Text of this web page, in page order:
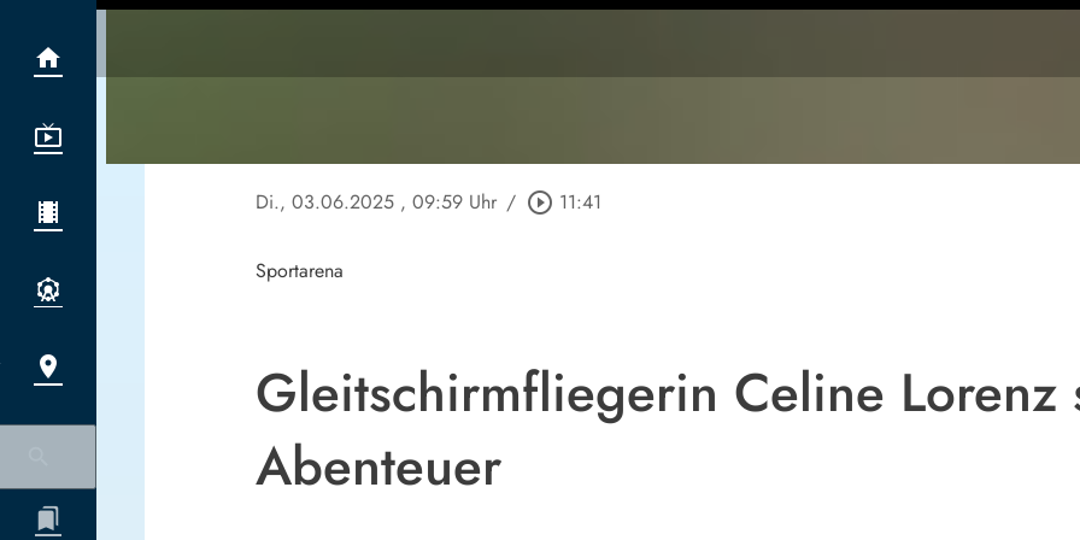
Di., 03.06.2025 , 09:59 Uhr / play_circle_outline 11:41
Sportarena
Gleitschirmfliegerin Celine Lorenz
Abenteuer